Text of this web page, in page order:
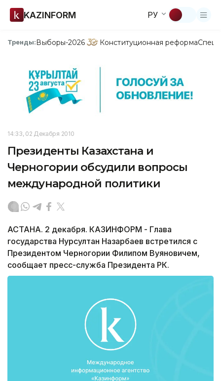
KAZINFORM РУ
Тренды:Выборы-2026 Конституционная реформа
14:33, 02 Декабря 2010
Президенты Казахстана и
Черногории обсудили вопросы
международной политики
АСТАНА. 2 декабря. КАЗИНФОРМ - Глава
государства Нурсултан Назарбаев встретился с
Президентом Черногории Филипом Вуяновичем,
сообщает пресс-служба Президента РК.